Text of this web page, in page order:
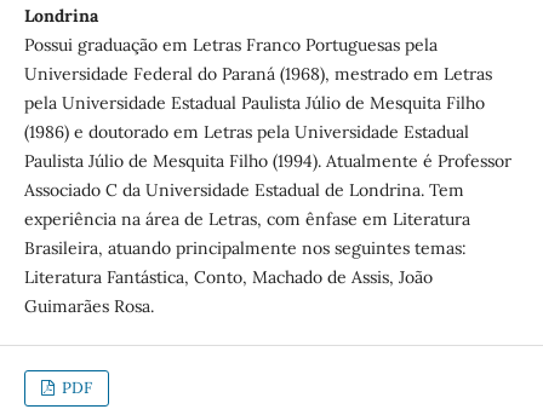
Londrina
Possui graduação em Letras Franco Portuguesas pela
Universidade Federal do Paraná (1968), mestrado em Letras
pela Universidade Estadual Paulista Júlio de Mesquita Filho
(1986) e doutorado em Letras pela Universidade Estadual
Paulista Júlio de Mesquita Filho (1994). Atualmente é Professor
Associado C da Universidade Estadual de Londrina. Tem
experiência na área de Letras, com ênfase em Literatura
Brasileira, atuando principalmente nos seguintes temas:
Literatura Fantástica, Conto, Machado de Assis, João
Guimarães Rosa.
PDF